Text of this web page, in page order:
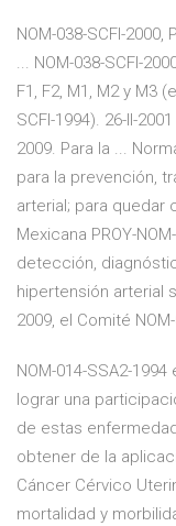
NOM-038-SCFI-
... NOM-038-SCFI-
F1, F2, M1, M2 y M3
SCFI-1994). 26-II-
2009. Para la ...
para la prevención,
arterial; para quedar
Mexicana PROY-
detección,
hipertensión arterial
2009, el Comité
NOM-014-SSA2-
lograr una
de estas
obtener de la
Cáncer Cérvico
mortalidad y